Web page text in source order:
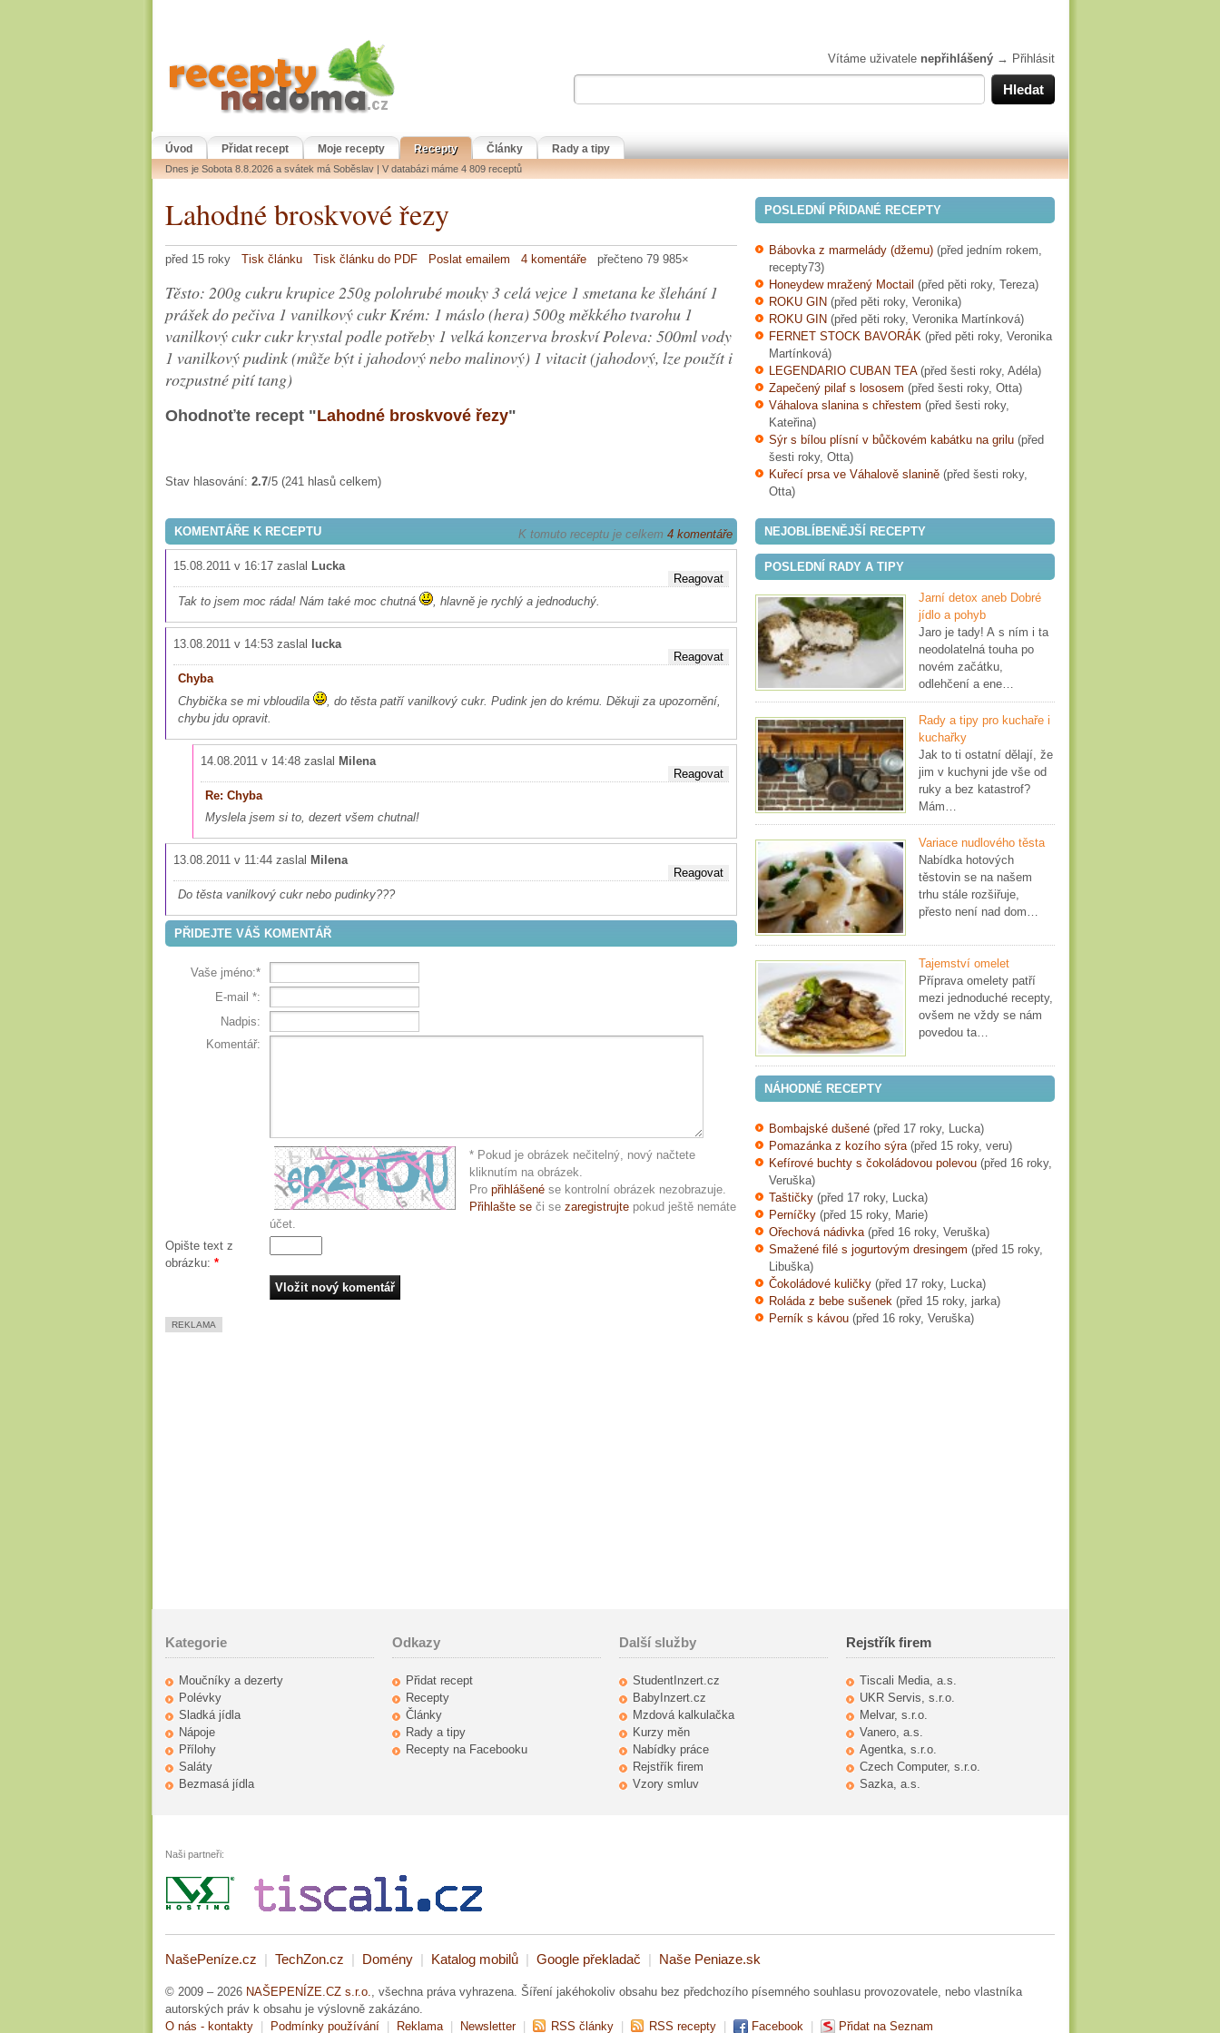
Vítáme uživatele nepřihlášený → Přihlásit
Úvod Přidat recept Moje recepty Recepty Články Rady a tipy
Dnes je Sobota 8.8.2026 a svátek má Soběslav | V databázi máme 4 809 receptů
Lahodné broskvové řezy
před 15 roky Tisk článku Tisk článku do PDF Poslat emailem 4 komentáře přečteno 79 985×
Těsto: 200g cukru krupice 250g polohrubé mouky 3 celá vejce 1 smetana ke šlehání 1
prášek do pečiva 1 vanilkový cukr Krém: 1 máslo (hera) 500g měkkého tvarohu 1
vanilkový cukr cukr krystal podle potřeby 1 velká konzerva broskví Poleva: 500ml vody
1 vanilkový pudink (může být i jahodový nebo malinový) 1 vitacit (jahodový, lze použít i
rozpustné pití tang)
Ohodnoťte recept "Lahodné broskvové řezy"
Stav hlasování: 2.7/5 (241 hlasů celkem)
KOMENTÁŘE K RECEPTU K tomuto receptu je celkem 4 komentáře
15.08.2011 v 16:17 zaslal Lucka
Tak to jsem moc ráda! Nám také moc chutná , hlavně je rychlý a jednoduchý.
13.08.2011 v 14:53 zaslal lucka
Chyba
Chybička se mi vbloudila
, do těsta patří vanilkový cukr. Pudink jen do krému. Děkuji za upozornění,
chybu jdu opravit.
14.08.2011 v 14:48 zaslal Milena
Re: Chyba
Myslela jsem si to, dezert všem chutnal!
13.08.2011 v 11:44 zaslal Milena
Do těsta vanilkový cukr nebo pudinky???
PŘIDEJTE VÁŠ KOMENTÁŘ
Vaše jméno:*
E-mail *:
Nadpis:
Komentář:
* Pokud je obrázek nečitelný, nový načtete
kliknutím na obrázek.
Pro přihlášené se kontrolní obrázek nezobrazuje.
Přihlašte se či se zaregistrujte pokud ještě nemáte
účet.
Opište text z
obrázku: *
REKLAMA
POSLEDNÍ PŘIDANÉ RECEPTY
Bábovka z marmelády (džemu) (před jedním rokem,
recepty73)
Honeydew mražený Moctail (před pěti roky, Tereza)
ROKU GIN (před pěti roky, Veronika)
ROKU GIN (před pěti roky, Veronika Martínková)
FERNET STOCK BAVORÁK (před pěti roky, Veronika
Martínková)
LEGENDARIO CUBAN TEA(před šesti roky, Adéla)
Zapečený pilaf s lososem (před šesti roky, Otta)
Váhalova slanina s chřestem (před šesti roky,
Kateřina)
Sýr s bílou plísní v bůčkovém kabátku na grilu (před
šesti roky, Otta)
Kuřecí prsa ve Váhalově slanině (před šesti roky,
Otta)
NEJOBLÍBENĚJŠÍ RECEPTY
POSLEDNÍ RADY A TIPY
Jarní detox aneb Dobré
jídlo a pohyb
Jaro je tady! A s ním i ta
neodolatelná touha po
novém začátku,
odlehčení a ene…
Rady a tipy pro kuchaře i
kuchařky
Jak to ti ostatní dělají, že
jim v kuchyni jde vše od
ruky a bez katastrof?
Mám…
Variace nudlového těsta
Nabídka hotových
těstovin se na našem
trhu stále rozšiřuje,
přesto není nad dom…
Tajemství omelet
Příprava omelety patří
mezi jednoduché recepty,
ovšem ne vždy se nám
povedou ta…
NÁHODNÉ RECEPTY
Bombajské dušené (před 17 roky, Lucka)
Pomazánka z kozího sýra(před 15 roky, veru)
Kefírové buchty s čokoládovou polevou (před 16 roky,
Veruška)
Taštičky (před 17 roky, Lucka)
Perníčky (před 15 roky, Marie)
Ořechová nádivka(před 16 roky, Veruška)
Smažené filé s jogurtovým dresingem (před 15 roky,
Libuška)
Čokoládové kuličky (před 17 roky, Lucka)
Roláda z bebe sušenek (před 15 roky, jarka)
Perník s kávou (před 16 roky, Veruška)
Kategorie
Moučníky a dezerty
Polévky
Sladká jídla
Nápoje
Přílohy
Saláty
Bezmasá jídla
Odkazy
Přidat recept
Recepty
Články
Rady a tipy
Recepty na Facebooku
Další služby
StudentInzert.cz
BabyInzert.cz
Mzdová kalkulačka
Kurzy měn
Nabídky práce
Rejstřík firem
Vzory smluv
Rejstřík firem
Tiscali Media, a.s.
UKR Servis, s.r.o.
Melvar, s.r.o.
Vanero, a.s.
Agentka, s.r.o.
Czech Computer, s.r.o.
Sazka, a.s.
Naši partneři:
NašePeníze.cz | TechZon.cz | Domény | Katalog mobilů | Google překladač | Naše Peniaze.sk
© 2009 – 2026 NAŠEPENÍZE.CZ s.r.o., všechna práva vyhrazena. Šíření jakéhokoliv obsahu bez předchozího písemného souhlasu provozovatele, nebo vlastníka
autorských práv k obsahu je výslovně zakázáno.
O nás - kontakty
Podmínky používání Reklama Newsletter RSS články RSS recepty Facebook Přidat na Seznam